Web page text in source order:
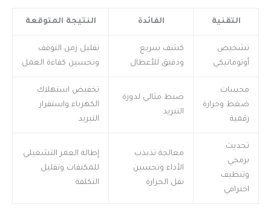
التقنية الفائدة النتيجة المتوقعة
تشخيص
أوتوماتيكي
كشف سريع
ودقيق للأعطال
تقليل زمن التوقف
وتحسين كفاءة العمل
مجسات
ضغط وحرارة
رقمية
ضبط مثالي لدورة
التبريد
تخفيض استهلاك
الكهرباء واستقرار
التبريد
تحديث
برمجي
وتنظيف
احترافي
معالجة تذبذب
الأداء وتحسين
نقل الحرارة
إطالة العمر التشغيلي
للمكيفات وتقليل
التكلفة